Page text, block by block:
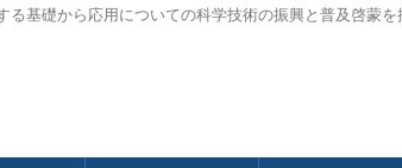
基礎から応用についての科学技術の振興と普及啓蒙を